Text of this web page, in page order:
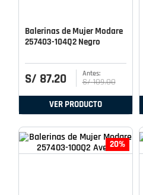
Balerinas de Mujer Modare
257403-104Q2 Negro
S/ 87.20 S/ 109.00
VER PRODUCTO
20%